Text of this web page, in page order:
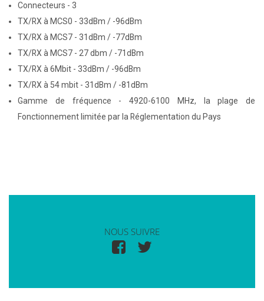
Connecteurs - 3
TX/RX à MCS0 - 33dBm / -96dBm
TX/RX à MCS7 - 31dBm / -77dBm
TX/RX à MCS7 - 27 dbm / -71dBm
TX/RX à 6Mbit - 33dBm / -96dBm
TX/RX à 54 mbit - 31dBm / -81dBm
Gamme de fréquence - 4920-6100 MHz, la plage de
Fonctionnement limitée par la Réglementation du Pays
NOUS SUIVRE